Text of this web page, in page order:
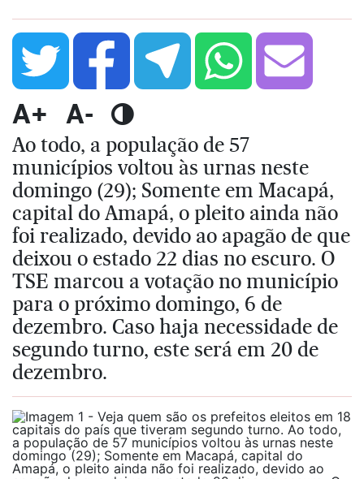
A+ A-
Ao todo, a população de 57
municípios voltou às urnas neste
domingo (29); Somente em Macapá,
capital do Amapá, o pleito ainda não
foi realizado, devido ao apagão de que
deixou o estado 22 dias no escuro. O
TSE marcou a votação no município
para o próximo domingo, 6 de
dezembro. Caso haja necessidade de
segundo turno, este será em 20 de
dezembro.